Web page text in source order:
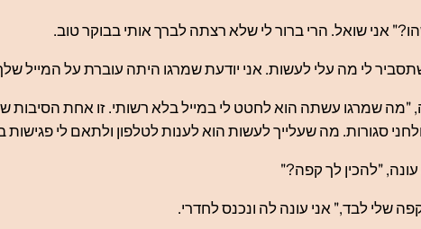
אני שואל. הרי ברור לי שלא רצתה לברך אותי בבוקר טוב.
לי מה עלי לעשות. אני יודעת שמרגו היתה עוברת על המייל
"מה שמרגו עשתה הוא לחטט לי במייל בלא רשותי. זו אחת
סגורות. מה שעלייך לעשות הוא לענות לטלפון ולתאם לי
"להכין לך קפה?"
שלי לבד," אני עונה לה ונכנס לחדרי.